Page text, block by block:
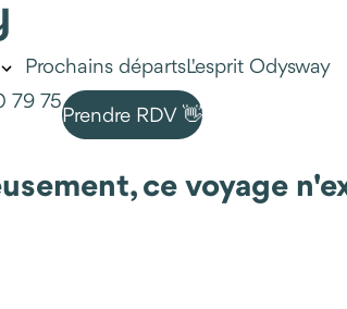
Prochains départsL'esprit Odysway
79 75Prendre RDV 👋
ce voyage